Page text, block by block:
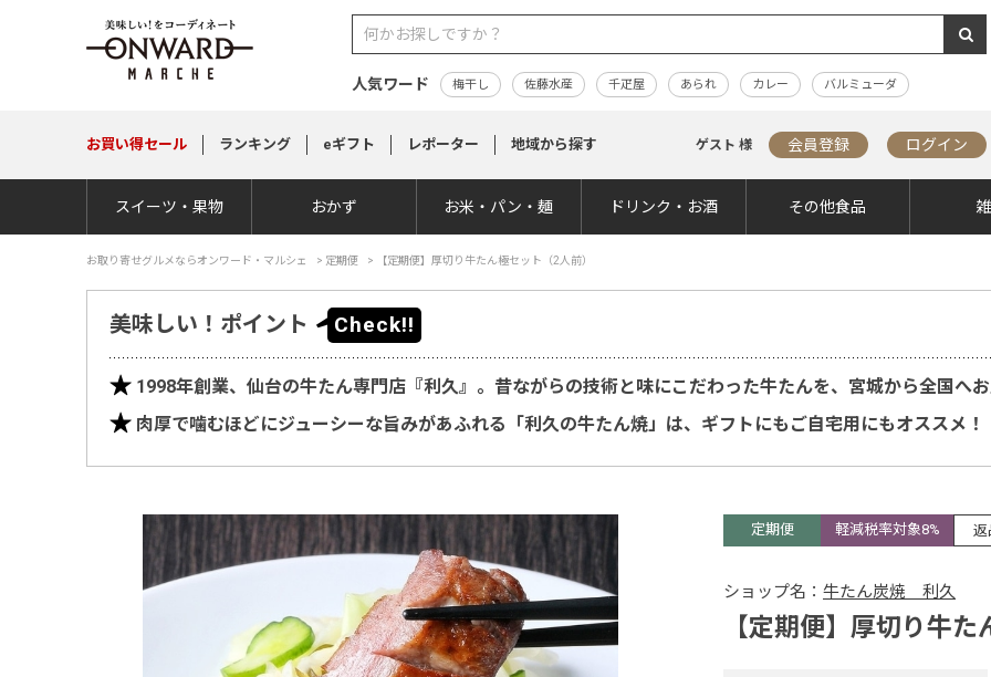
人気ワード 梅干し 佐藤水産 千疋屋 あられ カレー バルミューダ
お買い得セール ランキング eギフト レポーター 地域から探す ゲスト 様 会員登録 ログイン
スイーツ・果物 おかず お米・パン・麺 ドリンク・お酒 その他食品
お取り寄せグルメならオンワード・マルシェ > 定期便 > 【定期便】厚切り牛たん極セット（2人前）
美味しい！ポイント
1998年創業、仙台の牛たん専門店『利久』。昔ながらの技術と味にこだわった牛たんを、宮城から全国へ
肉厚で噛むほどにジューシーな旨みがあふれる「利久の牛たん焼」は、ギフトにもご自宅用にもオススメ！
定期便 軽減税率対象8% 返
ショップ名： 牛たん炭焼 利久
【定期便】厚切り牛